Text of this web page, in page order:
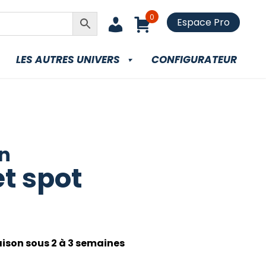
0 Espace Pro
LES AUTRES UNIVERS CONFIGURATEUR
spot
sous 2 à 3 semaines